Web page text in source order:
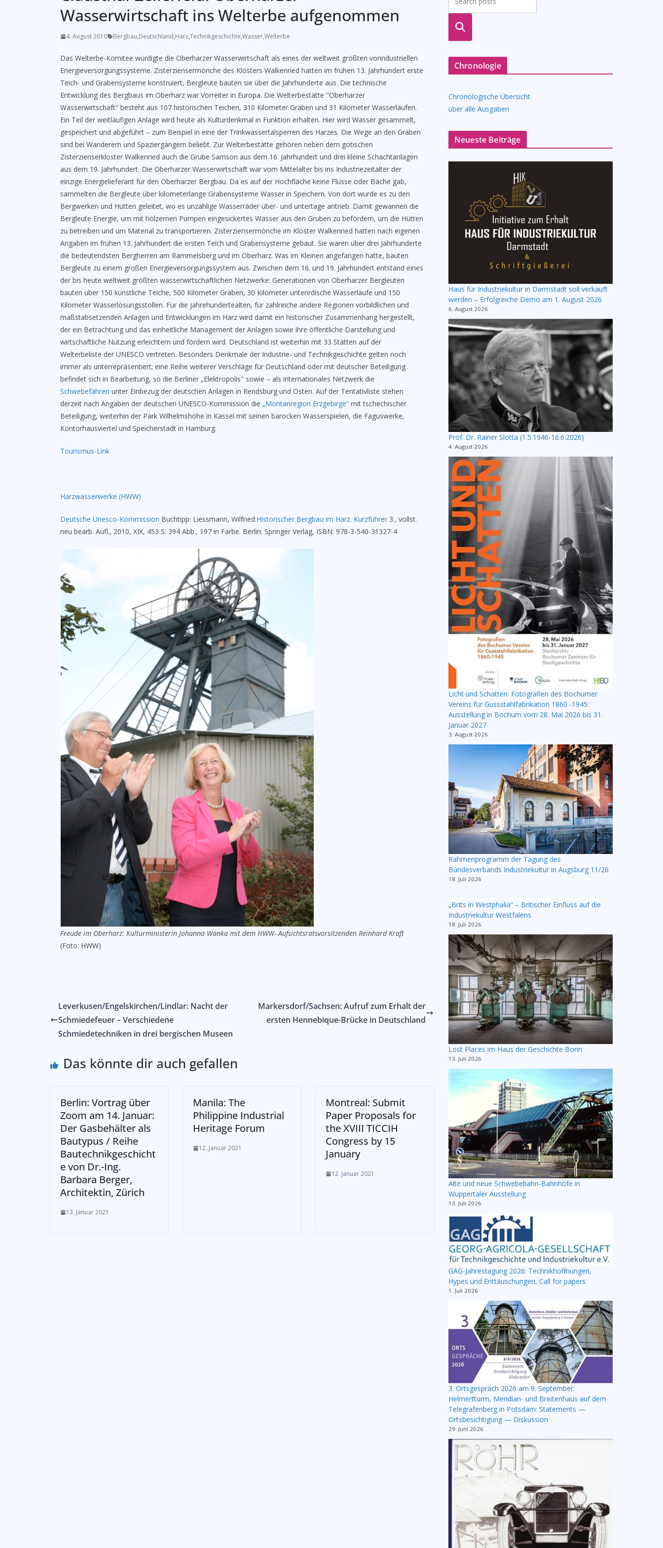
Wasserwirtschaft ins Welterbe aufgenommen
4. August 2010 Bergbau,Deutschland,Harz,Technikgeschichte,Wasser,Welterbe
Das Welterbe-Komitee würdigte die Oberharzer Wasserwirtschaft als eines der weltweit größten vorindustriellen
Energieversorgungssysteme. Zisterziensermönche des Klosters Walkenried hatten im frühen 13. Jahrhundert erste
Teich- und Grabensysteme konstruiert, Bergleute bauten sie über die Jahrhunderte aus. Die technische
Entwicklung des Bergbaus im Oberharz war Vorreiter in Europa. Die Welterbestätte "Oberharzer
Wasserwirtschaft" besteht aus 107 historischen Teichen, 310 Kilometer Gräben und 31 Kilometer Wasserläufen.
Ein Teil der weitläufigen Anlage wird heute als Kulturdenkmal in Funktion erhalten. Hier wird Wasser gesammelt,
gespeichert und abgeführt – zum Beispiel in eine der Trinkwassertalsperren des Harzes. Die Wege an den Gräben
sind bei Wanderern und Spaziergängern beliebt. Zur Welterbestätte gehören neben dem gotischen
Zisterzienserkloster Walkenried auch die Grube Samson aus dem 16. Jahrhundert und drei kleine Schachtanlagen
aus dem 19. Jahrhundert. Die Oberharzer Wasserwirtschaft war vom Mittelalter bis ins Industriezeitalter der
einzige Energielieferant für den Oberharzer Bergbau. Da es auf der Hochfläche keine Flüsse oder Bäche gab,
sammelten die Bergleute über kilometerlange Grabensysteme Wasser in Speichern. Von dort wurde es zu den
Bergwerken und Hütten geleitet, wo es unzählige Wasserräder über- und untertage antrieb. Damit gewannen die
Bergleute Energie, um mit hölzernen Pumpen eingesickertes Wasser aus den Gruben zu befördern, um die Hütten
zu betreiben und um Material zu transportieren. Zisterziensermönche im Kloster Walkenried hatten nach eigenen
Angaben im frühen 13. Jahrhundert die ersten Teich und Grabensysteme gebaut. Sie waren über drei Jahrhunderte
die bedeutendsten Bergherren am Rammelsberg und im Oberharz. Was im Kleinen angefangen hatte, bauten
Bergleute zu einem großen Energieversorgungssystem aus. Zwischen dem 16. und 19. Jahrhundert entstand eines
der bis heute weltweit größten wasserwirtschaftlichen Netzwerke: Generationen von Oberharzer Bergleuten
bauten über 150 künstliche Teiche, 500 Kilometer Gräben, 30 Kilometer unterirdische Wasserläufe und 150
Kilometer Wasserlösungsstollen. Für die jahrehundertealten, für zahlreiche andere Regionen vorbildlichen und
maßstabsetzenden Anlagen und Entwicklungen im Harz wird damit ein historischer Zusammenhang hergestellt,
der ein Betrachtung und das einheitliche Management der Anlagen sowie ihre öffentliche Darstellung und
wirtschaftliche Nutzung erleichtern und fördern wird. Deutschland ist weiterhin mit 33 Stätten auf der
Welterbeliste der UNESCO vertreten. Besonders Denkmale der Industrie- und Technikgeschichte gelten noch
immer als unterrepräsentiert; eine Reihe weiterer Verschläge für Deutschland oder mit deutscher Beteiligung
befindet sich in Bearbeitung, so die Berliner „Elektropolis" sowie – als internationales Netzwerk die
Schwebefähren unter Einbezug der deutschen Anlagen in Rendsburg und Osten. Auf der Tentativliste stehen
derzeit nach Angaben der deutschen UNESCO-Kommission die „Montanregion Erzgebirge“ mit tschechischer
Beteiligung, weiterhin der Park Wilhelmshöhe in Kassel mit seinen barocken Wasserspielen, die Faguswerke,
Kontorhausviertel und Speicherstadt in Hamburg.
Tourismus-Link
Harzwasserwerke (HWW)
Deutsche Unesco-Kommission ­­Buchtipp: Liessmann, Wilfried:Historisch­er Bergbau im Harz. Kurzführer 3., vollst.
neu bearb. Aufl., 2010, XIX, 453 S. 394 Abb., 197 in Farbe. Berlin: Springer Verlag, ISBN: 978-3-540-31327-4
Freude im Oberharz: Kulturministerin Johanna Wanka mit dem HWW- Aufsichtsratsvorsitzenden Reinhard Kraft
(Foto: HWW)
Leverkusen/Engelskirchen/Lindlar: Nacht der
Schmiedefeuer – Verschiedene
Schmiedetechniken in drei bergischen Museen
Markersdorf/Sachsen: Aufruf zum Erhalt der
ersten Hennebique-Brücke in Deutschland
Das könnte dir auch gefallen
Berlin: Vortrag über
Zoom am 14. Januar:
Der Gasbehälter als
Bautypus / Reihe
Bautechnikgeschicht
e von Dr.-Ing.
Barbara Berger,
Architektin, Zürich
13. Januar 2021
Manila: The
Philippine Industrial
Heritage Forum
12. Januar 2021
Montreal: Submit
Paper Proposals for
the XVIII TICCIH
Congress by 15
January
12. Januar 2021
suche
Chronologie
Chronologische Übersicht
über alle Ausgaben
Neueste Beiträge
Haus für Industriekultur in Darmstadt soll verkauft
werden – Erfolgreiche Demo am 1. August 2026
6. August 2026
Prof. Dr. Rainer Slotta (1.5.1946-16.6.2026)
4. August 2026
Licht und Schatten: Fotografien des Bochumer
Vereins für Gussstahlfabrikation 1860 -1945:
Ausstellung in Bochum vom 28. Mai 2026 bis 31.
Januar 2027
3. August 2026
Rahmenprogramm der Tagung des
Bundesverbands Industriekultur in Augsburg 11/26
18. Juli 2026
„Brits in Westphalia“ – Britischer Einfluss auf die
Industriekultur Westfalens
18. Juli 2026
Lost Places im Haus der Geschichte Bonn
13. Juli 2026
Alte und neue Schwebebahn-Bahnhöfe in
Wuppertaler Ausstellung
13. Juli 2026
GAG-Jahrestagung 2026: Technikhoffnungen,
Hypes und Enttäuschungen, Call for papers
1. Juli 2026
3. Ortsgespräch 2026 am 9. September:
Helmertturm, Meridian- und Breitenhaus auf dem
Telegrafenberg in Potsdam: Statements —
Ortsbesichtigung — Diskussion
29. Juni 2026